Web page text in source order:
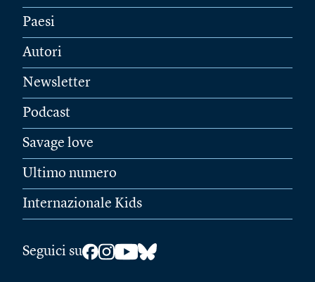
Paesi
Autori
Newsletter
Podcast
Savage love
Ultimo numero
Internazionale Kids
Seguici su